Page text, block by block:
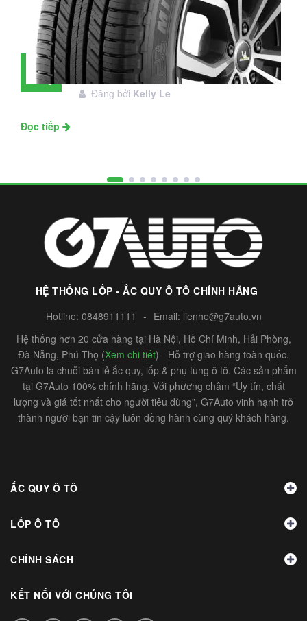
28
Tháng
Đánh giá lốp Michelin Primacy SUV:
Đáng đầu tư không?
Đăng bởi Kelly Le
Đọc tiếp
HỆ THỐNG LỐP - ẮC QUY Ô TÔ CHÍNH HÃNG
Hotline: 0848911111 - Email: lienhe@g7auto.vn
Hệ thống hơn 20 cửa hàng tại Hà Nội, Hồ Chí Minh, Hải Phòng,
Đà Nẵng, Phú Thọ (Xem chi tiết) - Hỗ trợ giao hàng toàn quốc.
G7Auto là chuỗi bán lẻ ắc quy, lốp & phụ tùng ô tô. Các sản phẩm
tại G7Auto 100% chính hãng. Với phương châm “Uy tín, chất
lượng và giá tốt nhất cho người tiêu dùng”, G7Auto vinh hạnh trở
thành người bạn tin cậy luôn đồng hành cùng quý khách hàng.
ẮC QUY Ô TÔ
LỐP Ô TÔ
CHÍNH SÁCH
KẾT NỐI VỚI CHÚNG TÔI